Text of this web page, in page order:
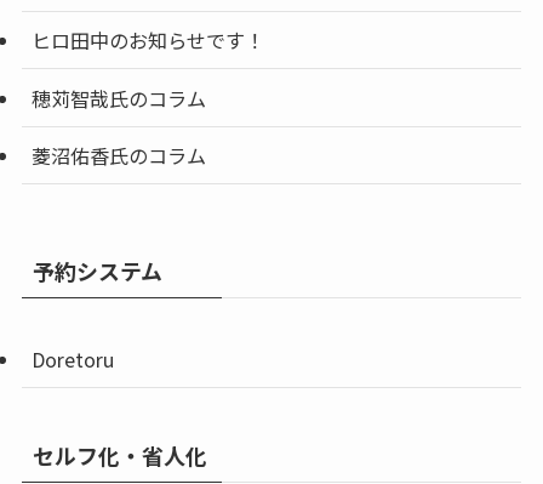
ヒロ田中のお知らせです！
穂苅智哉氏のコラム
菱沼佑香氏のコラム
予約システム
Doretoru
セルフ化・省人化